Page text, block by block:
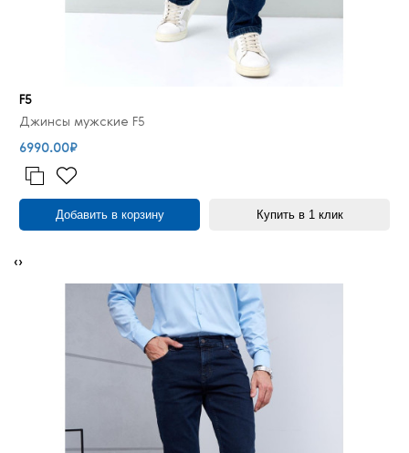
F5
Джинсы мужские F5
6990.00₽
Добавить в корзину Купить в 1 клик
‹›